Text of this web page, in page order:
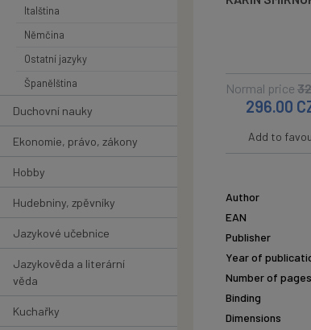
Italština
Němčina
Ostatní jazyky
Španělština
Duchovní nauky
Ekonomie, právo, zákony
Hobby
Hudebniny, zpěvníky
Jazykové učebnice
Jazykověda a literární
věda
Kuchařky
Normal price
296.00
Add to
Author
EAN
Publisher
Year of
Number of pages
Binding
Dimensions